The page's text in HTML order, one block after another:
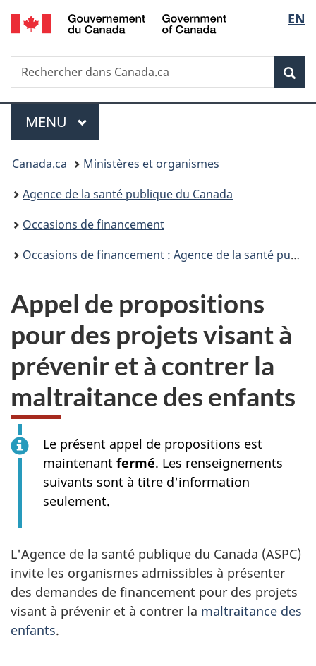
Passer
au
principal
Passer
à
Au
du
Passer
à
version
simplifiée
de
la
EN
Recherche
Rechercher
dans
Menu
MENU PRINCIPAL
Vous
êtes
ici :
Canada.ca
Ministères et organismes
Agence de la santé publique du Canada
Occasions de financement
Occasions de financement : Agence de la santé publique du Canada et Santé Canada
Appel de propositions
pour des projets visant à
prévenir et à contrer la
maltraitance des enfants
Le présent appel de propositions est
maintenant fermé. Les renseignements
suivants sont à titre d'information
seulement.
L'Agence de la santé publique du Canada (ASPC)
invite les organismes admissibles à présenter
des demandes de financement pour des projets
visant à prévenir et à contrer la maltraitance des
enfants.